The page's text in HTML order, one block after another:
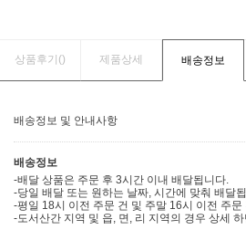
상품후기() 제품상세 배송정보
배송정보 및 안내사항
배송정보
-배달 상품은 주문 후 3시간 이내 배달됩니다.
-당일 배달 또는 원하는 날짜, 시간에 맞춰 배달
-평일 18시 이전 주문 건 및 주말 16시 이전 주
-도서산간 지역 및 읍, 면, 리 지역의 경우 상세